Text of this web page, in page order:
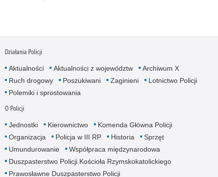
Działania Policji
Aktualności Aktualności z województw
Archiwum X
Ruch drogowy
Poszukiwani Zaginieni
Lotnictwo Policji
Polemiki i sprostowania
O Policji
Jednostki Kierownictwo
Komenda Główna Policji
Organizacja
Policja w III RP Historia
Sprzęt
Umundurowanie
Współpraca międzynarodowa
Duszpasterstwo Policji Kościoła Rzymskokatolickiego
Prawosławne Duszpasterstwo Policji